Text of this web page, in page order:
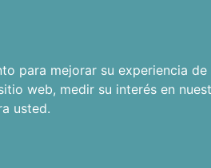
para mejorar su experiencia
web, medir su interés en
usted.